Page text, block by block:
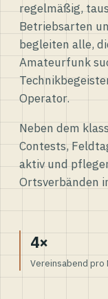
regelmäßig,
Betriebsarten
begleiten alle,
Amateurfunk
Operator.
Neben dem
Contests,
aktiv und
Ortsverbänden
4×
Vereinsabend pro